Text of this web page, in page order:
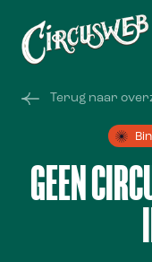
Terug naar
GEEN